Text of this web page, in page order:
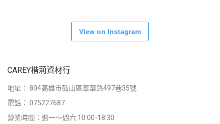
View on Instagram
CAREY楷莉資材行
地址： 804高雄市鼓山區翠華路497巷35號
電話： 075227687
營業時間：週一～週六 10:00-18:30